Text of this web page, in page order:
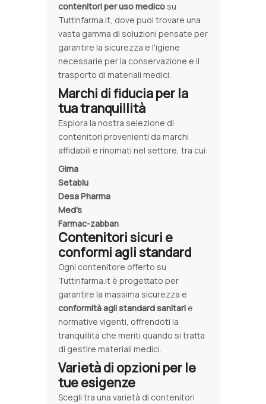
contenitori per uso medico su
Tuttinfarma.it, dove puoi trovare una
vasta gamma di soluzioni pensate per
garantire la sicurezza e l'igiene
necessarie per la conservazione e il
trasporto di materiali medici.
Marchi di fiducia per la
tua tranquillità
Esplora la nostra selezione di
contenitori provenienti da marchi
affidabili e rinomati nel settore, tra cui:
Gima
Setablu
Desa Pharma
Med's
Farmac-zabban
Contenitori sicuri e
conformi agli standard
Ogni contenitore offerto su
Tuttinfarma.it è progettato per
garantire la massima sicurezza e
conformità agli standard sanitari e
normative vigenti, offrendoti la
tranquillità che meriti quando si tratta
di gestire materiali medici.
Varietà di opzioni per le
tue esigenze
Scegli tra una varietà di contenitori